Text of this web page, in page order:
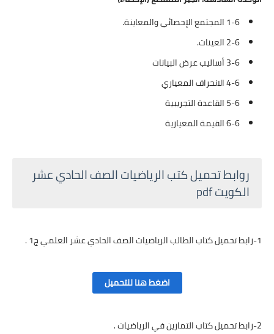
1-6 المجتمع الإحصائي والمعاينة.
2-6 العينات.
3-6 أساليب عرض البيانات
4-6 الانحراف المعياري
5-6 القاعدة التجريبية
6-6 القيمة المعيارية
روابط تحميل كتب الرياضيات الصف الحادي عشر
الكويت pdf
1-رابط تحميل كتاب الطالب الرياضيات الصف الحادي عشر العلمي ج1 .
اضغط هنا للتحميل
2-رابط تحميل كتاب التمارين في الرياضيات .